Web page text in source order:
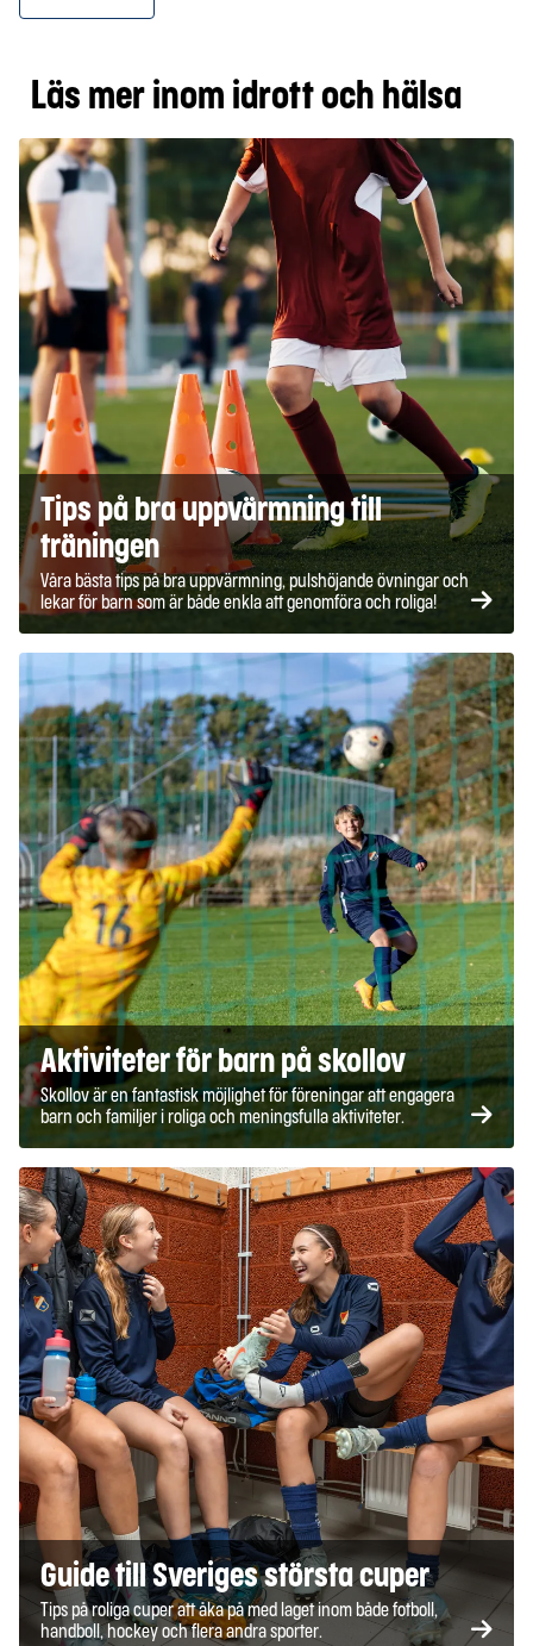
Läs mer inom idrott och hälsa
Tips på bra uppvärmning till
träningen
Våra bästa tips på bra uppvärmning, pulshöjande övningar och
lekar för barn som är både enkla att genomföra och roliga!
Aktiviteter för barn på skollov
Skollov är en fantastisk möjlighet för föreningar att engagera
barn och familjer i roliga och meningsfulla aktiviteter.
Guide till Sveriges största cuper
Tips på roliga cuper att åka på med laget inom både fotboll,
handboll, hockey och flera andra sporter.